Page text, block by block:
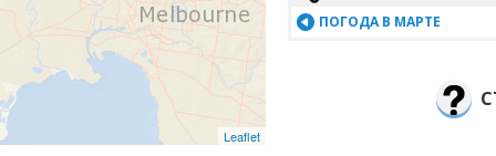
Leaflet
ПОГОДА В МАРТЕ